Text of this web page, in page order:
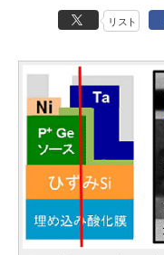
リスト